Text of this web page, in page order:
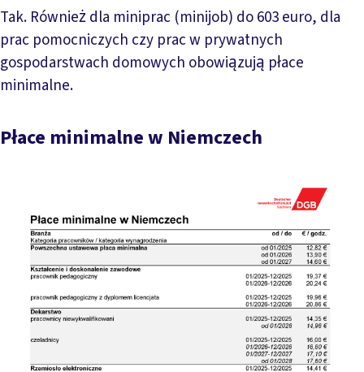
Tak. Również dla miniprac (minijob) do 603 euro, dla
prac pomocniczych czy prac w prywatnych
gospodarstwach domowych obowiązują płace
minimalne.
Płace minimalne w Niemczech